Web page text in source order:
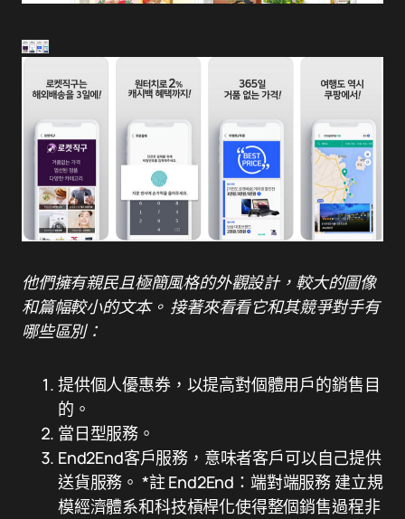
他們擁有親民且極簡風格的外觀設計，較大的圖像
和篇幅較小的文本。 接著來看看它和其競爭對手有
哪些區別：
提供個人優惠券，以提高對個體用戶的銷售目
的。
當日型服務。
End2End客戶服務，意味者客戶可以自己提供
送貨服務。 *註 End2End：端對端服務 建立規
模經濟體系和科技槓桿化使得整個銷售過程非